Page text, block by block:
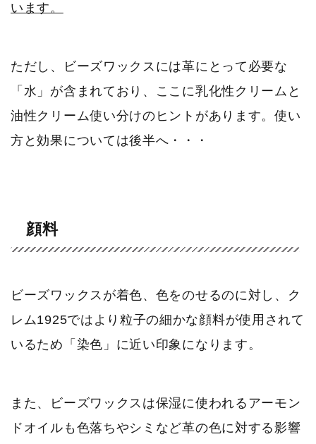
います。
ただし、ビーズワックスには革にとって必要な
「水」が含まれており、ここに乳化性クリームと
油性クリーム使い分けのヒントがあります。使い
方と効果については後半へ・・・
顔料
ビーズワックスが着色、色をのせるのに対し、ク
レム1925ではより粒子の細かな顔料が使用されて
いるため「染色」に近い印象になります。
また、ビーズワックスは保湿に使われるアーモン
ドオイルも色落ちやシミなど革の色に対する影響